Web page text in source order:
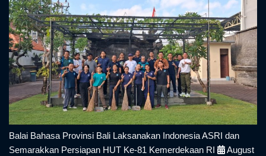
Balai Bahasa Provinsi Bali Laksanakan Indonesia ASRI dan
Semarakkan Persiapan HUT Ke-81 Kemerdekaan RI
August